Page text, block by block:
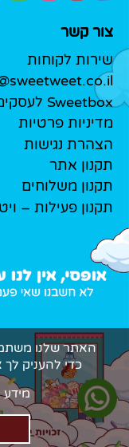
צור קשר
שירות לקוחות
Sweetbox לעסקים
מדיניות פרטיות
הצהרת נגישות
תקנון אתר
תקנון משלוחים
תקנון פעילות –
כדי להעניק